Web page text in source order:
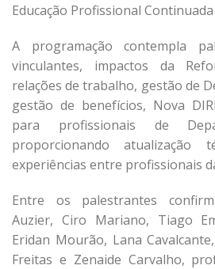
Educação Profissional Continuada
A programação contempla
vinculantes, impactos da
relações de trabalho, gestão de
gestão de benefícios, Nova
para profissionais de
proporcionando
experiências entre profissionais
Entre os palestrantes
Auzier, Ciro Mariano, Tiago
Eridan Mourão, Lana
Freitas e Zenaide Carvalho,